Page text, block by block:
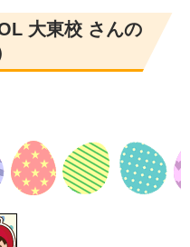
大東校 さんの